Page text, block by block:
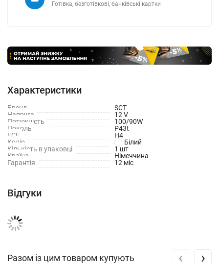
Готівка, безготівкові, банківські картки
Характеристики
Бренд
SCT
Напруга
12 V
Потужність
100/90W
Цоколь
P43t
ECE
H4
Колір
Білий
Кількість в упаковці
1 шт
Країна
Німеччина
Гарантія
12 міс
Відгуки
Разом із цим товаром купують ‹ ›